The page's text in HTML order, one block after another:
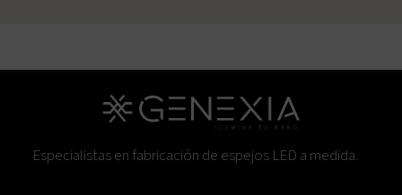
Especialistas en fabricación de espejos LED a medida.